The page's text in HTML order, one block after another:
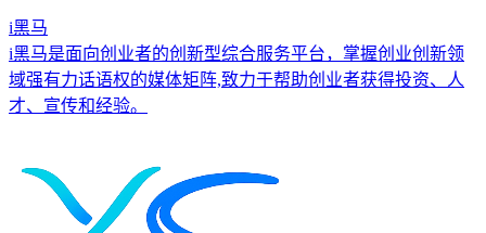
i黑马
i黑马是面向创业者的创新型综合服务平台，掌握创业创新领
域强有力话语权的媒体矩阵,致力于帮助创业者获得投资、人
才、宣传和经验。